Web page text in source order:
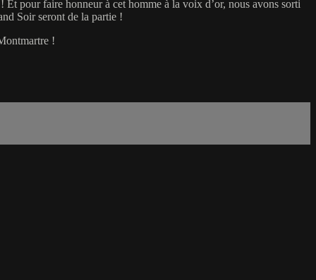
pour faire honneur à cet homme à la voix d’or, nous avons sorti
Soir seront de la partie !
!